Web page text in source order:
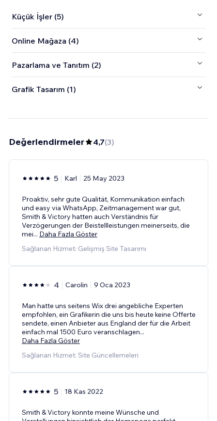
Küçük İşler (5)
Online Mağaza (4)
Pazarlama ve Tanıtım (2)
Grafik Tasarım (1)
Değerlendirmeler 4,7(3)
5 Karl 25 May 2023
Proaktiv, sehr gute Qualität, Kommunikation einfach
und easy via WhatsApp, Zeitmanagement war gut,
Smith & Victory hatten auch Verständnis für
Verzögerungen der Beistellleistungen meinerseits, die
mei... Daha Fazla Göster
Sağlanan Hizmet: Gelişmiş Site Tasarımı
4 Carolin 9 Oca 2023
Man hatte uns seitens Wix drei angebliche Experten
empfohlen, ein Grafikerin die uns bis heute keine Offerte
sendete, einen Anbieter aus England der für die Arbeit
einfach mal 1500 Euro veranschlagen...
Daha Fazla Göster
Sağlanan Hizmet: Site Güncellemeleri
5 18 Kas 2022
Smith & Victory konnte meine Wünsche und